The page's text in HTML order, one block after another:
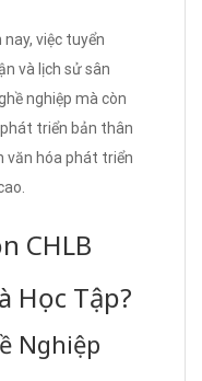
việc tuyển
và lịch sử sân
nghiệp mà còn
triển bản thân
văn hóa phát triển
CHLB
Học Tập?
Nghiệp